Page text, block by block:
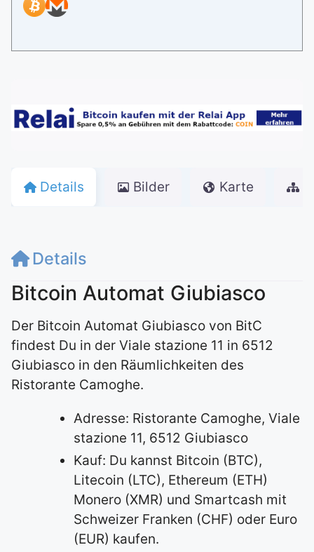
Details Bilder Karte
Details
Bitcoin Automat Giubiasco
Der Bitcoin Automat Giubiasco von BitC
findest Du in der Viale stazione 11 in 6512
Giubiasco in den Räumlichkeiten des
Ristorante Camoghe.
Adresse: Ristorante Camoghe, Viale
stazione 11, 6512 Giubiasco
Kauf: Du kannst Bitcoin (BTC),
Litecoin (LTC), Ethereum (ETH)
Monero (XMR) und Smartcash mit
Schweizer Franken (CHF) oder Euro
(EUR) kaufen.